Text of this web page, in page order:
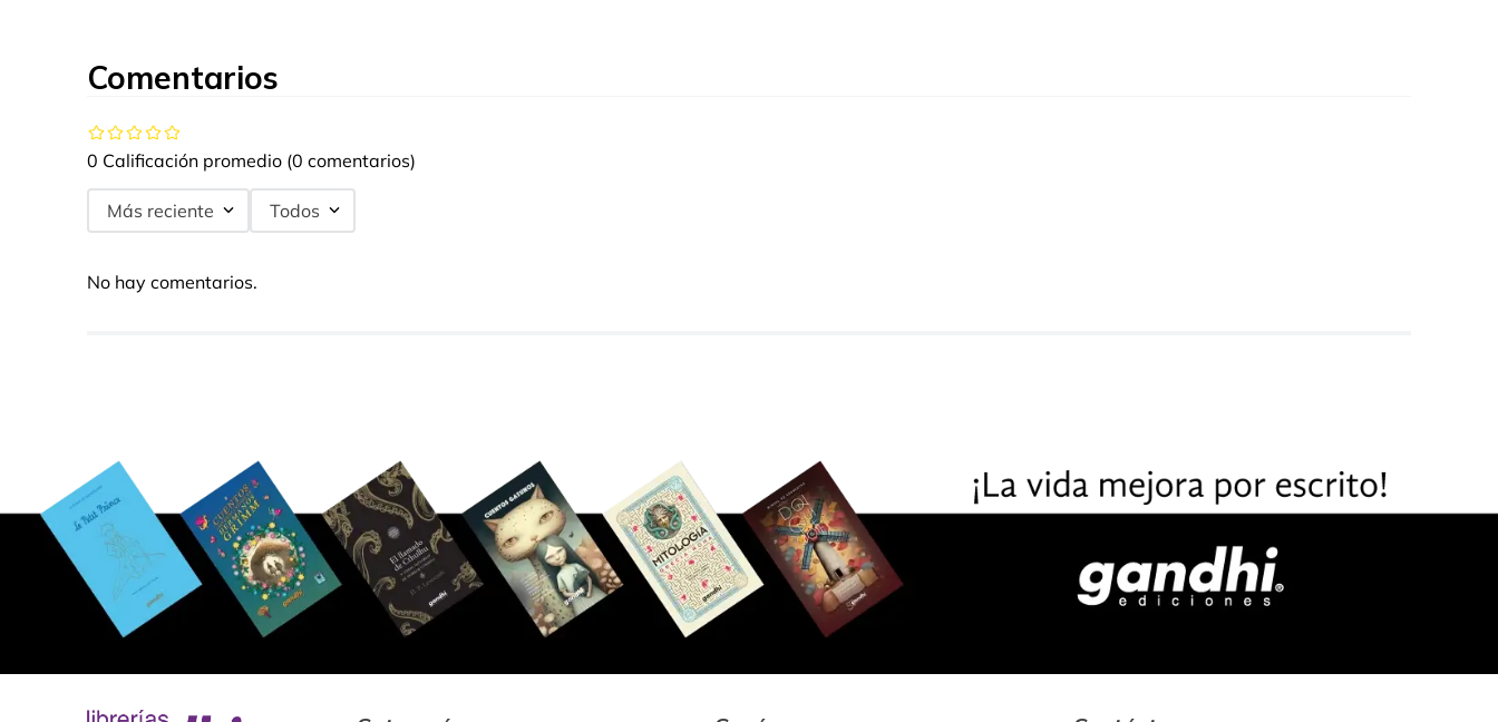
Comentarios
0 Calificación promedio (0 comentarios)
Más reciente Todos
No hay comentarios.